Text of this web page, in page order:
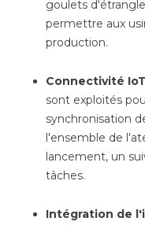
goulets
permettre aux
production.
Connectivité
sont exploités
synchronisation
l'ensemble de
lancement, un
tâches.
Intégration de